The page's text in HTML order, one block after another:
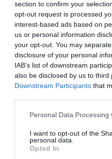
section to confirm your
opt-out request is processed
interest-based ads based on
us or personal information
your opt-out. You may
disclosure of your personal
IAB’s list of downstream
also be disclosed by us to third
Downstream Participants that
Please note that this website/
not limited to your visit or
grant or deny consent to
use your data for below
Personal Data Processing
I want to opt-out of the
personal data.
Opted In
évente mintegy 400
termelnek az
veszteséges
korábban ígért
meg. Az
egyeztetést és az
mielőbbi